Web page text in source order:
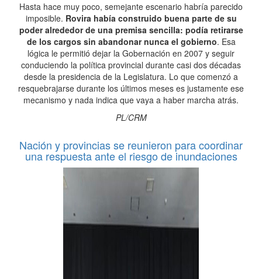
Hasta hace muy poco, semejante escenario habría parecido
imposible. Rovira había construido buena parte de su
poder alrededor de una premisa sencilla: podía retirarse
de los cargos sin abandonar nunca el gobierno. Esa
lógica le permitió dejar la Gobernación en 2007 y seguir
conduciendo la política provincial durante casi dos décadas
desde la presidencia de la Legislatura. Lo que comenzó a
resquebrajarse durante los últimos meses es justamente ese
mecanismo y nada indica que vaya a haber marcha atrás.
PL/CRM
Nación y provincias se reunieron para coordinar
una respuesta ante el riesgo de inundaciones